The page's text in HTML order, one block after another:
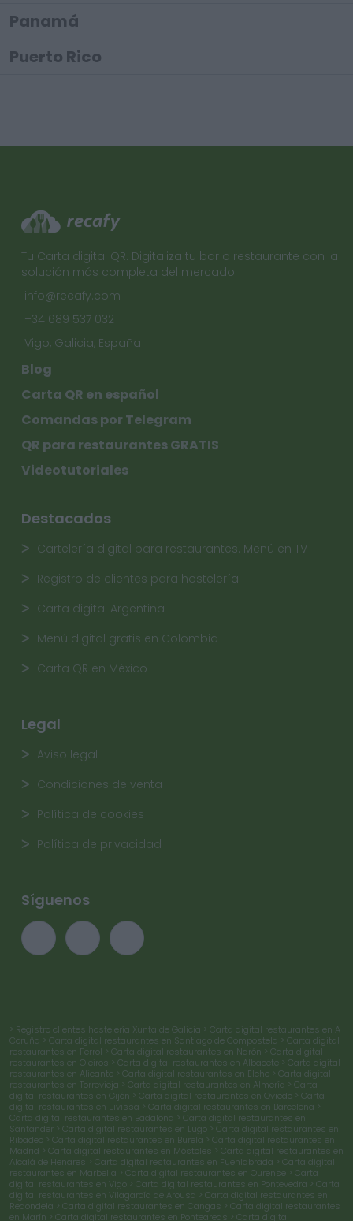
Panamá
Puerto Rico
Tu Carta digital QR. Digitaliza tu bar o restaurante con la
solución más completa del mercado.
info@recafy.com
+34 689 537 032
Vigo, Galicia, España
Blog
Carta QR en español
Comandas por Telegram
QR para restaurantes GRATIS
Videotutoriales
Destacados
Cartelería digital para restaurantes. Menú en TV
Registro de clientes para hostelería
Carta digital Argentina
Menú digital gratis en Colombia
Carta QR en México
Legal
Aviso legal
Condiciones de venta
Política de cookies
Política de privacidad
Síguenos
> Registro clientes hostelería Xunta de Galicia > Carta digital restaurantes en A
Coruña > Carta digital restaurantes en Santiago de Compostela > Carta digital
restaurantes en Ferrol > Carta digital restaurantes en Narón > Carta digital
restaurantes en Oleiros > Carta digital restaurantes en Albacete > Carta digital
restaurantes en Alicante > Carta digital restaurantes en Elche > Carta digital
restaurantes en Torrevieja > Carta digital restaurantes en Almería > Carta
digital restaurantes en Gijón > Carta digital restaurantes en Oviedo > Carta
digital restaurantes en Eivissa > Carta digital restaurantes en Barcelona >
Carta digital restaurantes en Badalona > Carta digital restaurantes en
Santander > Carta digital restaurantes en Lugo > Carta digital restaurantes en
Ribadeo > Carta digital restaurantes en Burela > Carta digital restaurantes en
Madrid > Carta digital restaurantes en Móstoles > Carta digital restaurantes en
Alcalá de Henares > Carta digital restaurantes en Fuenlabrada > Carta digital
restaurantes en Marbella > Carta digital restaurantes en Ourense > Carta
digital restaurantes en Vigo > Carta digital restaurantes en Pontevedra > Carta
digital restaurantes en Vilagarcía de Arousa > Carta digital restaurantes en
Redondela > Carta digital restaurantes en Cangas > Carta digital restaurantes
en Marín > Carta digital restaurantes en Ponteareas > Carta digital